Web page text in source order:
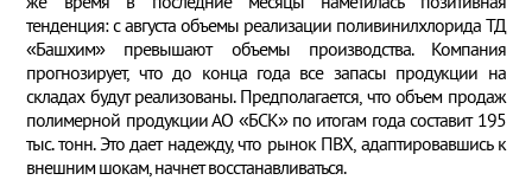
тенденция: с августа объемы реализации поливинилхлорида ТД
«Башхим» превышают объемы производства. Компания
прогнозирует, что до конца года все запасы продукции на
складах будут реализованы. Предполагается, что объем продаж
полимерной продукции АО «БСК» по итогам года составит 195
тыс. тонн. Это дает надежду, что рынок ПВХ, адаптировавшись к
внешним шокам, начнет восстанавливаться.